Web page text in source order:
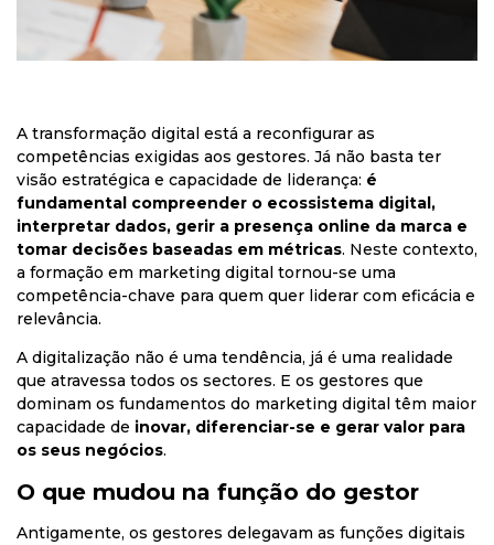
A transformação digital está a reconfigurar as
competências exigidas aos gestores. Já não basta ter
visão estratégica e capacidade de liderança: é
fundamental compreender o ecossistema digital,
interpretar dados, gerir a presença online da marca e
tomar decisões baseadas em métricas. Neste contexto,
a formação em marketing digital tornou-se uma
competência-chave para quem quer liderar com eficácia e
relevância.
A digitalização não é uma tendência, já é uma realidade
que atravessa todos os sectores. E os gestores que
dominam os fundamentos do marketing digital têm maior
capacidade de inovar, diferenciar-se e gerar valor para
os seus negócios.
O que mudou na função do gestor
Antigamente, os gestores delegavam as funções digitais